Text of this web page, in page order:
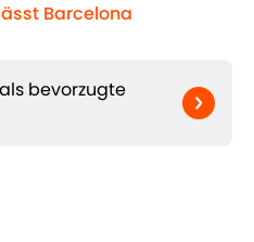
Barcelona
als bevorzugte